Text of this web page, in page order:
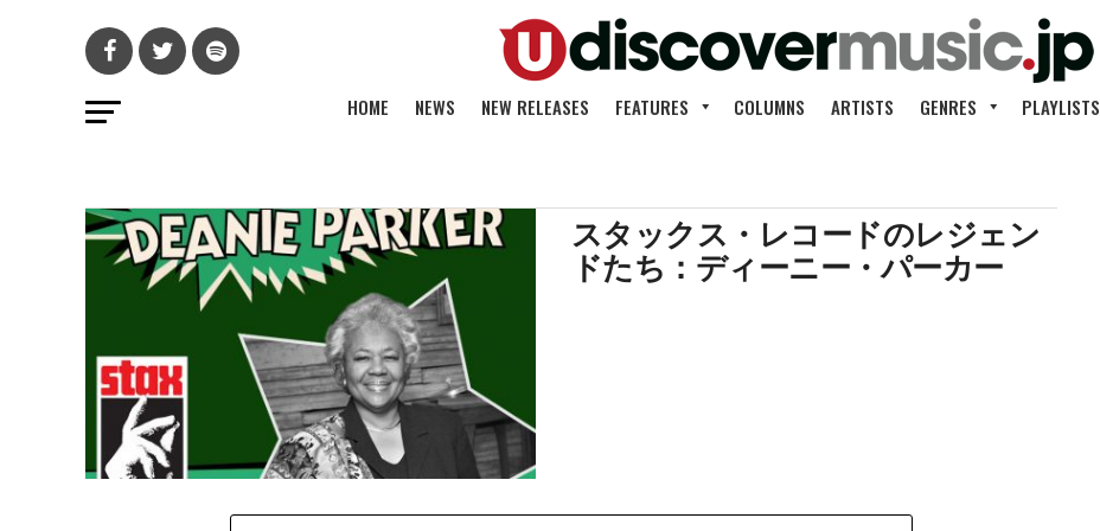
HOME NEWS NEW RELEASES FEATURES COLUMNS ARTISTS GENRES PLAYLISTS
POPS STAPLES
キング牧師記念日にきくプ
レイリスト「抗議と発展の
歌たち」
スタックス・レコードのレジェン
ドたち：ディーニー・パーカー